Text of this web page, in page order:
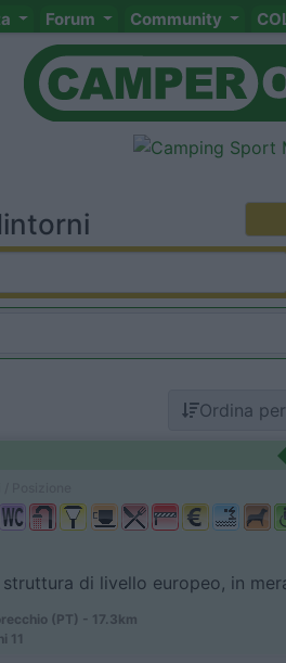
Forum Community
Ordina per
struttura di livello europeo, in
(PT) - 17.3km
11